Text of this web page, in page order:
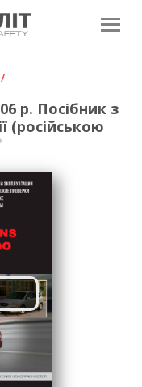
/
р. Посібник з
(російською